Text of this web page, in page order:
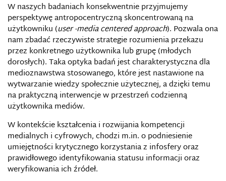
W naszych badaniach konsekwentnie przyjmujemy
perspektywę antropocentryczną skoncentrowaną na
użytkowniku (user -media centered approach). Pozwala ona
nam zbadać rzeczywiste strategie rozumienia przekazu
przez konkretnego użytkownika lub grupę (młodych
dorosłych). Taka optyka badań jest charakterystyczna dla
medioznawstwa stosowanego, które jest nastawione na
wytwarzanie wiedzy społecznie użytecznej, a dzięki temu
na praktyczną interwencje w przestrzeń codzienną
użytkownika mediów.
W kontekście kształcenia i rozwijania kompetencji
medialnych i cyfrowych, chodzi m.in. o podniesienie
umiejętności krytycznego korzystania z infosfery oraz
prawidłowego identyfikowania statusu informacji oraz
weryfikowania ich źródeł.